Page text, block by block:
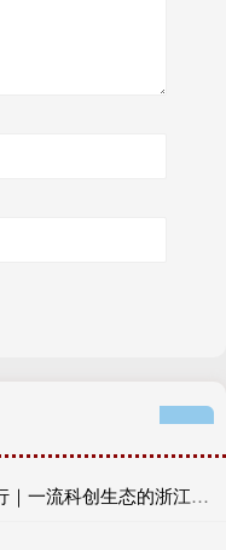
在线炒股配资选择配资 活力中国调研行｜一流科创生态的浙江解法，校地融合让“最强大脑”扎根产业沃土